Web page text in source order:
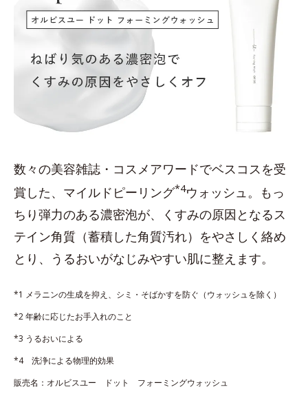
数々の美容雑誌・コスメアワードでベスコスを受
賞した、マイルドピーリング*4ウォッシュ。もっ
ちり弾力のある濃密泡が、くすみの原因となるス
テイン角質（蓄積した角質汚れ）をやさしく絡め
とり、うるおいがなじみやすい肌に整えます。
*1 メラニンの生成を抑え、シミ・そばかすを防ぐ（ウォッシュを除く）
*2 年齢に応じたお手入れのこと
*3 うるおいによる
*4 洗浄による物理的効果
販売名：オルビスユー ドット フォーミングウォッシュ